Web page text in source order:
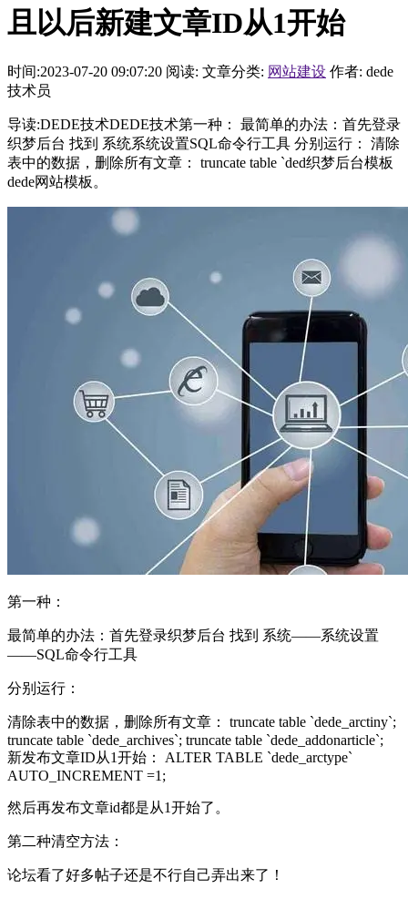
且以后新建文章ID从1开始
时间:2023-07-20 09:07:20 阅读: 文章分类: 网站建设 作者: dede
技术员
导读:DEDE技术DEDE技术第一种： 最简单的办法：首先登录
织梦后台 找到 系统系统设置SQL命令行工具 分别运行： 清除
表中的数据，删除所有文章： truncate table `ded织梦后台模板
dede网站模板。
第一种：
最简单的办法：首先登录织梦后台 找到 系统——系统设置
——SQL命令行工具
分别运行：
清除表中的数据，删除所有文章： truncate table `dede_arctiny`;
truncate table `dede_archives`; truncate table `dede_addonarticle`;
新发布文章ID从1开始： ALTER TABLE `dede_arctype`
AUTO_INCREMENT =1;
然后再发布文章id都是从1开始了。
第二种清空方法：
论坛看了好多帖子还是不行自己弄出来了！